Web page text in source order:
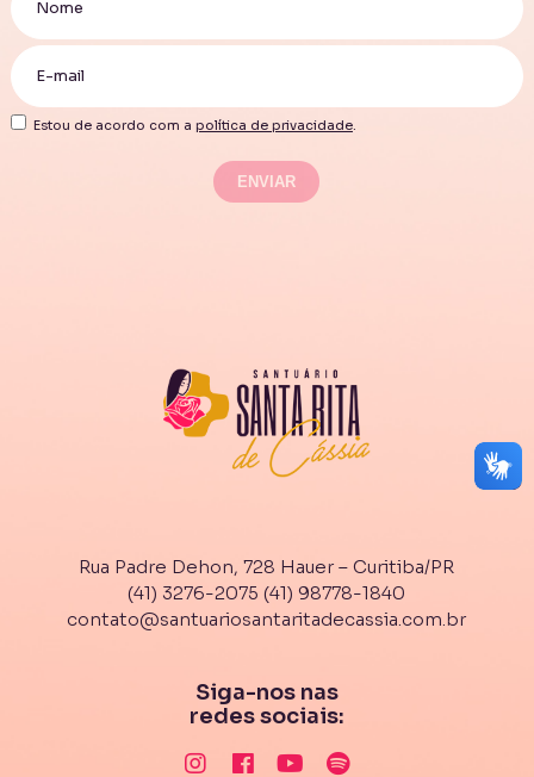
Estou de acordo com a política de privacidade.
Rua Padre Dehon, 728 Hauer – Curitiba/PR
(41) 3276-2075 (41) 98778-1840
contato@santuariosantaritadecassia.com.br
Siga-nos nas
redes sociais: